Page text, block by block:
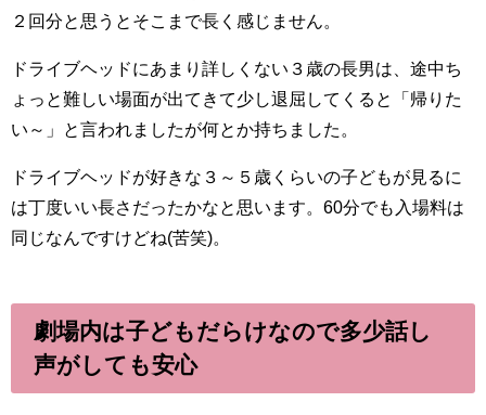
２回分と思うとそこまで長く感じません。
ドライブヘッドにあまり詳しくない３歳の長男は、途中ち
ょっと難しい場面が出てきて少し退屈してくると「帰りた
い～」と言われましたが何とか持ちました。
ドライブヘッドが好きな３～５歳くらいの子どもが見るに
は丁度いい長さだったかなと思います。60分でも入場料は
同じなんですけどね(苦笑)。
劇場内は子どもだらけなので多少話し
声がしても安心